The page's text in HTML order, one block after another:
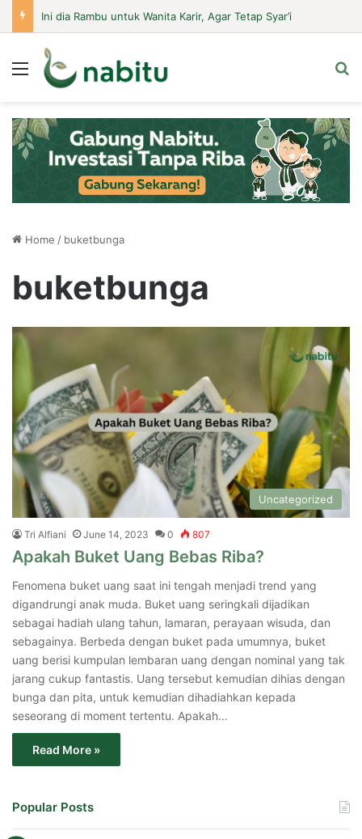
Menu
Home / buketbunga
buketbunga
Uncategorized
Tri Alfiani June 14, 2023 0 807
Apakah Buket Uang Bebas Riba?
Fenomena buket uang saat ini tengah menjadi trend yang
digandrungi anak muda. Buket uang seringkali dijadikan
sebagai hadiah ulang tahun, lamaran, perayaan wisuda, dan
sebagainya. Berbeda dengan buket pada umumnya, buket
uang berisi kumpulan lembaran uang dengan nominal yang tak
jarang cukup fantastis. Uang tersebut kemudian dihias dengan
bunga dan pita, untuk kemudian dihadiahkan kepada
seseorang di moment tertentu. Apakah…
Read More »
Popular Posts